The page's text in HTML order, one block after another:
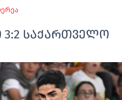
3:2 საქართველო